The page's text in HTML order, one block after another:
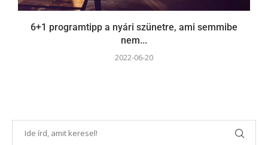
6+1 programtipp a nyári szünetre, ami semmibe
nem...
2022-06-20